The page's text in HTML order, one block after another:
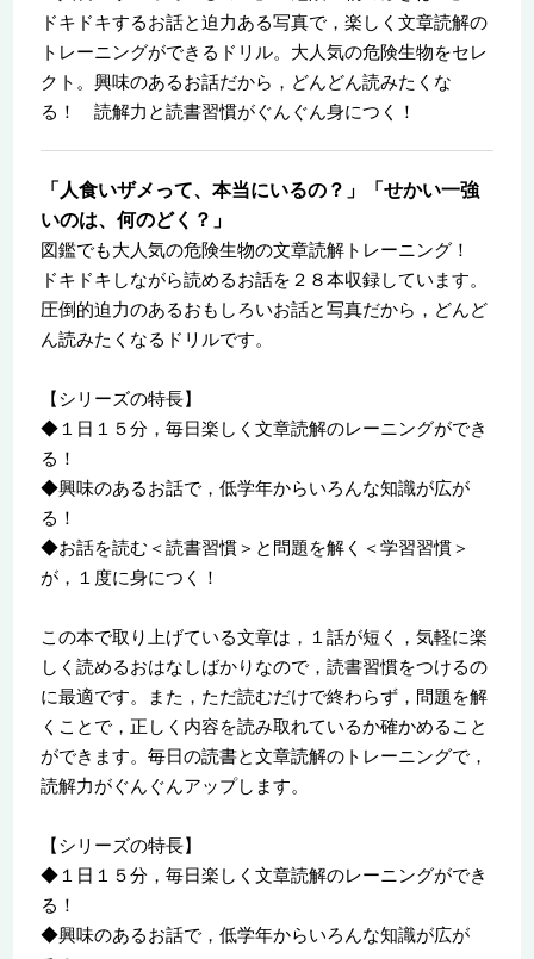
ドキドキするお話と迫力ある写真で，楽しく文章読解の
トレーニングができるドリル。大人気の危険生物をセレ
クト。興味のあるお話だから，どんどん読みたくな
る！ 読解力と読書習慣がぐんぐん身につく！
「人食いザメって、本当にいるの？」「せかい一強
いのは、何のどく？」
図鑑でも大人気の危険生物の文章読解トレーニング！
ドキドキしながら読めるお話を２８本収録しています。
圧倒的迫力のあるおもしろいお話と写真だから，どんど
ん読みたくなるドリルです。
【シリーズの特長】
◆１日１５分，毎日楽しく文章読解のレーニングができ
る！
◆興味のあるお話で，低学年からいろんな知識が広が
る！
◆お話を読む＜読書習慣＞と問題を解く＜学習習慣＞
が，１度に身につく！
この本で取り上げている文章は，１話が短く，気軽に楽
しく読めるおはなしばかりなので，読書習慣をつけるの
に最適です。また，ただ読むだけで終わらず，問題を解
くことで，正しく内容を読み取れているか確かめること
ができます。毎日の読書と文章読解のトレーニングで，
読解力がぐんぐんアップします。
【シリーズの特長】
◆１日１５分，毎日楽しく文章読解のレーニングができ
る！
◆興味のあるお話で，低学年からいろんな知識が広が